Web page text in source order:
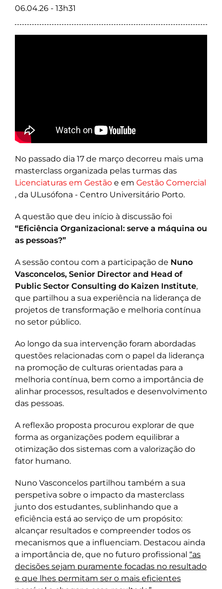
06.04.26 - 13h31
No passado dia 17 de março decorreu mais uma
masterclass organizada pelas turmas das
Licenciaturas em Gestão e em Gestão Comercial
, da ULusófona - Centro Universitário Porto.
A questão que deu início à discussão foi
“Eficiência Organizacional: serve a máquina ou
as pessoas?”
A sessão contou com a participação de Nuno
Vasconcelos, Senior Director and Head of
Public Sector Consulting do Kaizen Institute,
que partilhou a sua experiência na liderança de
projetos de transformação e melhoria contínua
no setor público.
Ao longo da sua intervenção foram abordadas
questões relacionadas com o papel da liderança
na promoção de culturas orientadas para a
melhoria contínua, bem como a importância de
alinhar processos, resultados e desenvolvimento
das pessoas.
A reflexão proposta procurou explorar de que
forma as organizações podem equilibrar a
otimização dos sistemas com a valorização do
fator humano.
Nuno Vasconcelos partilhou também a sua
perspetiva sobre o impacto da masterclass
junto dos estudantes, sublinhando que a
eficiência está ao serviço de um propósito:
alcançar resultados e compreender todos os
mecanismos que a influenciam. Destacou ainda
a importância de, que no futuro profissional “as
decisões sejam puramente focadas no resultado
e que lhes permitam ser o mais eficientes